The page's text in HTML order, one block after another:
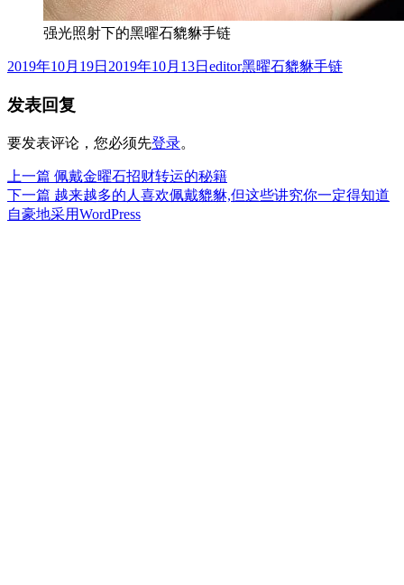
强光照射下的黑曜石貔貅手链
发
于
2019年10月19日 2019年10月13日 作
editor分
黑曜石貔貅手链
发表回复
要发表评论，您必须先登录。
文
章
上一篇 上
篇
文
佩戴金曜石招财转运的秘籍
下一篇 下
篇
越来越多的人喜欢佩戴貔貅,但这些讲究你一定得知道
自豪地采用WordPress